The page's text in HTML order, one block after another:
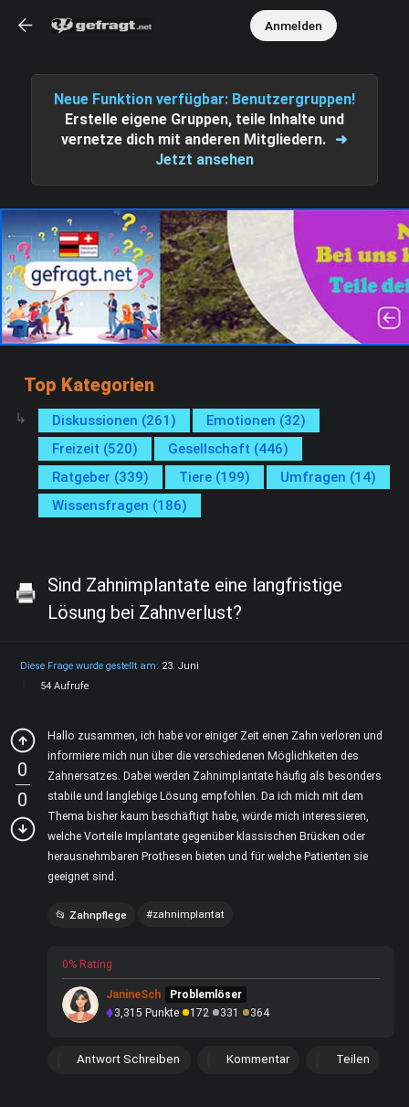
Neue Funktion verfügbar: Benutzergruppen!
Erstelle eigene Gruppen, teile Inhalte und
vernetze dich mit anderen Mitgliedern. ➜
Jetzt ansehen
Anmelden
Top Kategorien
Diskussionen (261)
Emotionen (32)
Freizeit (520)
Gesellschaft (446)
Ratgeber (339)
Tiere (199)
Umfragen (14)
Wissensfragen (186)
Sind Zahnimplantate eine langfristige
Lösung bei Zahnverlust?
Diese Frage wurde gestellt am: 23. Juni
54 Aufrufe
0
0
Hallo zusammen, ich habe vor einiger Zeit einen Zahn verloren und
informiere mich nun über die verschiedenen Möglichkeiten des
Zahnersatzes. Dabei werden Zahnimplantate häufig als besonders
stabile und langlebige Lösung empfohlen. Da ich mich mit dem
Thema bisher kaum beschäftigt habe, würde mich interessieren,
welche Vorteile Implantate gegenüber klassischen Brücken oder
herausnehmbaren Prothesen bieten und für welche Patienten sie
geeignet sind.
Zahnpflege zahnimplantat
0% Rating
JanineSch
Problemlöser
3,315 Punkte 172 331 364
Antwort Schreiben Kommentar Teilen